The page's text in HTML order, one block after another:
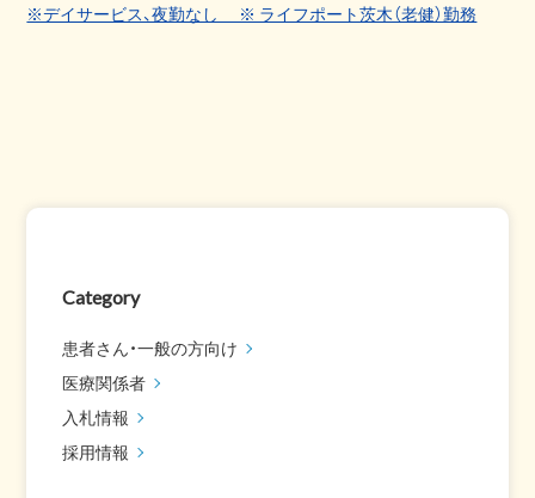
※デイサービス、夜勤なし ※ ライフポート茨木（老健）勤務
Category
患者さん・一般の方向け
医療関係者
入札情報
採用情報